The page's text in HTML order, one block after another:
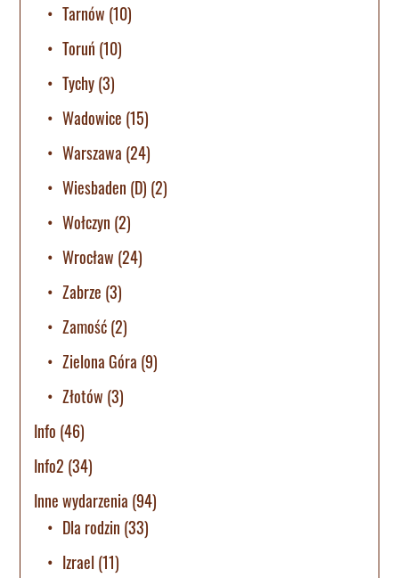
Tarnów (10)
Toruń (10)
Tychy(3)
Wadowice (15)
Warszawa (24)
Wiesbaden (D) (2)
Wołczyn (2)
Wrocław (24)
Zabrze (3)
Zamość(2)
Zielona Góra (9)
Złotów (3)
Info (46)
Info2 (34)
Inne wydarzenia (94)
Dla rodzin (33)
Izrael (11)